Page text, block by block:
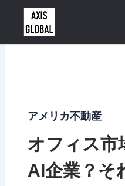
アメリカ不動産
オフィス市
AI企業？そ